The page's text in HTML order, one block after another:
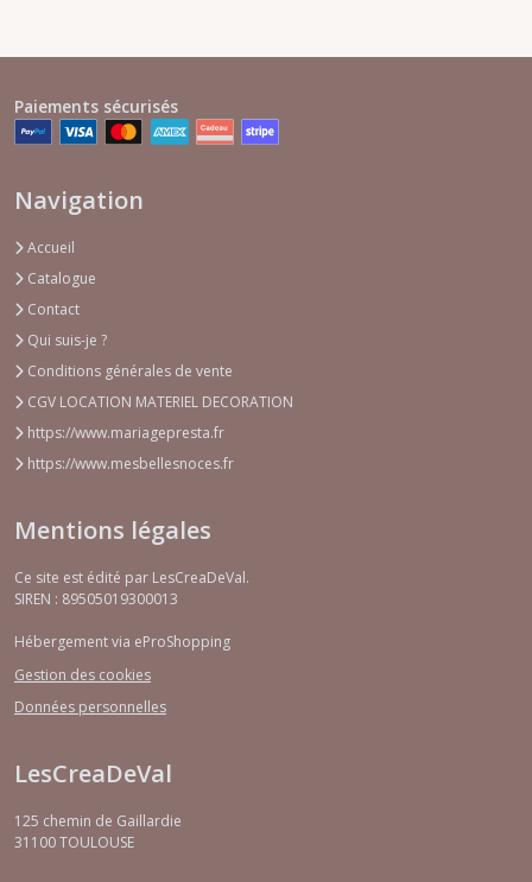
Paiements sécurisés
Navigation
Accueil
Catalogue
Contact
Qui suis-je ?
Conditions générales de vente
CGV LOCATION MATERIEL DECORATION
https://www.mariagepresta.fr
https://www.mesbellesnoces.fr
Mentions légales
Ce site est édité par LesCreaDeVal.
SIREN : 89505019300013
Hébergement via eProShopping
Gestion des cookies
Données personnelles
LesCreaDeVal
125 chemin de Gaillardie
31100TOULOUSE